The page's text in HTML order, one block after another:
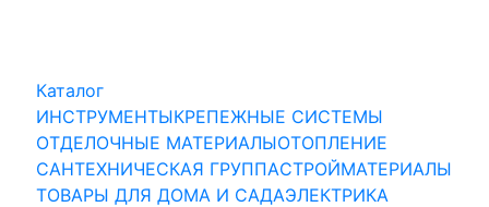
Каталог
ИНСТРУМЕНТЫКРЕПЕЖНЫЕ СИСТЕМЫ
ОТДЕЛОЧНЫЕ МАТЕРИАЛЫОТОПЛЕНИЕ
САНТЕХНИЧЕСКАЯ ГРУППАСТРОЙМАТЕРИАЛЫ
ТОВАРЫ ДЛЯ ДОМА И САДАЭЛЕКТРИКА